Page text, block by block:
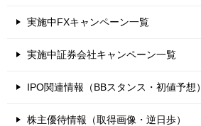
実施中FXキャンペーン一覧
実施中証券会社キャンペーン一覧
IPO関連情報（BBスタンス・初値予想）
株主優待情報（取得画像・逆日歩）